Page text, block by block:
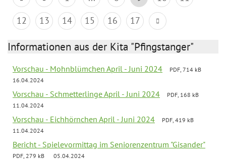
12
13 14 15 16 17
Informationen aus der Kita "Pfingstanger"
Vorschau - Mohnblümchen April - Juni 2024
PDF, 714 kB
16.04.2024
Vorschau - Schmetterlinge April - Juni 2024
PDF, 168 kB
11.04.2024
Vorschau - Eichhörnchen April - Juni 2024
PDF, 419 kB
11.04.2024
Bericht - Spielevormittag im Seniorenzentrum "Gisander"
PDF, 279 kB 05.04.2024